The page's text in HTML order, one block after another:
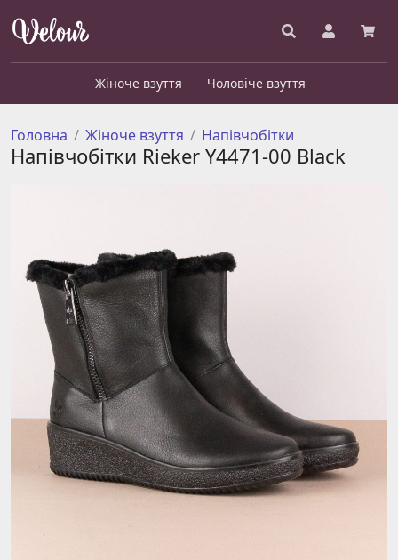
Жіноче взуття Чоловіче взуття
Головна Жіноче взуття Напівчобітки
Напівчобітки Rieker Y4471-00 Black